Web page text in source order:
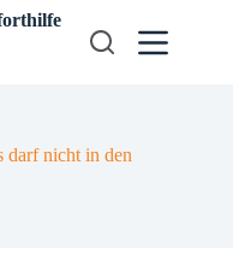
darf nicht in den